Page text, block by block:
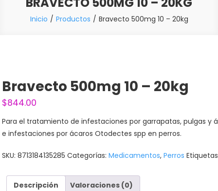
Inicio Productos Bravecto 500mg 10 – 20kg
Bravecto 500mg 10 – 20kg
$844.00
Para el tratamiento de infestaciones por garrapatas, pulgas y
e infestaciones por ácaros Otodectes spp en perros.
SKU:8713184135285 Categorías:Medicamentos,Perros
Descripción Valoraciones (0)